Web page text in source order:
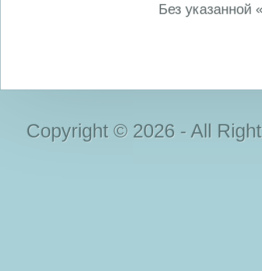
Без указанной
Copyright © 2026 - All